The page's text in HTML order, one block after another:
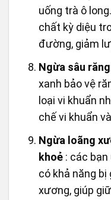
uống trà ô
chất kỳ diệu
đường, giảm
Ngừa sâu răng
xanh bảo vệ
loại vi khuẩn
chế vi khuẩn
Ngừa loãng
khoẻ : các
có khả năng
xương, giúp